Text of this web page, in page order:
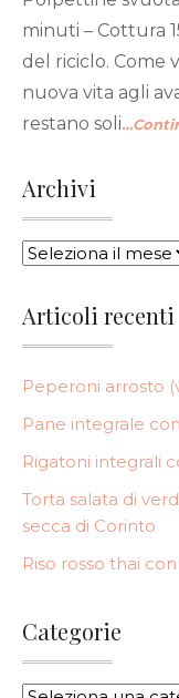
minuti – Cottura
del riciclo. Come
nuova vita agli
restano soli
Archivi
ARCHIVI
Articoli recenti
Peperoni arrosto
Pane integrale
Rigatoni integrali
Torta salata di
secca di Corinto
Riso rosso thai
Categorie